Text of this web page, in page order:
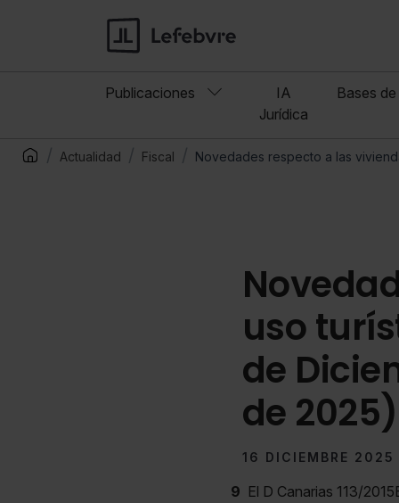
Publicaciones
IA
Jurídica
Bases
Actualidad Fiscal Novedades respecto a las
uso
de
de 2025)
16 DICIEMBRE 2025
9 El D Canarias 113/